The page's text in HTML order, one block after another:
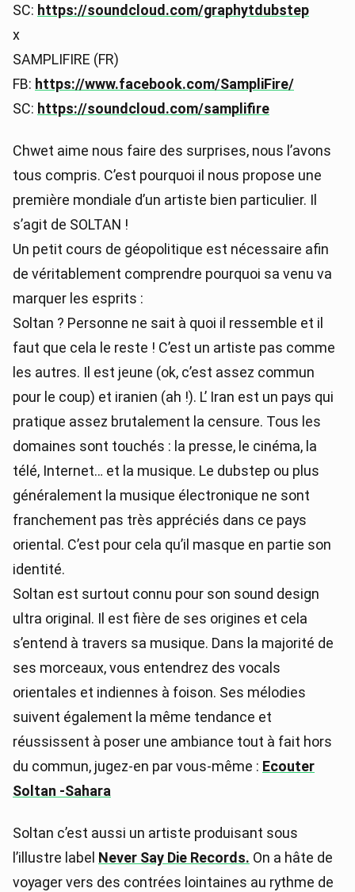
SC: https://soundcloud.com/graphytdubstep
x
SAMPLIFIRE (FR)
FB: https://www.facebook.com/SampliFire/
SC: https://soundcloud.com/samplifire
Chwet aime nous faire des surprises, nous l’avons
tous compris. C’est pourquoi il nous propose une
première mondiale d’un artiste bien particulier. Il
s’agit de SOLTAN !
Un petit cours de géopolitique est nécessaire afin
de véritablement comprendre pourquoi sa venu va
marquer les esprits :
Soltan ? Personne ne sait à quoi il ressemble et il
faut que cela le reste ! C’est un artiste pas comme
les autres. Il est jeune (ok, c’est assez commun
pour le coup) et iranien (ah !). L’ Iran est un pays qui
pratique assez brutalement la censure. Tous les
domaines sont touchés : la presse, le cinéma, la
télé, Internet… et la musique. Le dubstep ou plus
généralement la musique électronique ne sont
franchement pas très appréciés dans ce pays
oriental. C’est pour cela qu’il masque en partie son
identité.
Soltan est surtout connu pour son sound design
ultra original. Il est fière de ses origines et cela
s’entend à travers sa musique. Dans la majorité de
ses morceaux, vous entendrez des vocals
orientales et indiennes à foison. Ses mélodies
suivent également la même tendance et
réussissent à poser une ambiance tout à fait hors
du commun, jugez-en par vous-même : Ecouter
Soltan -Sahara
Soltan c’est aussi un artiste produisant sous
l’illustre label Never Say Die Records. On a hâte de
voyager vers des contrées lointaines au rythme de